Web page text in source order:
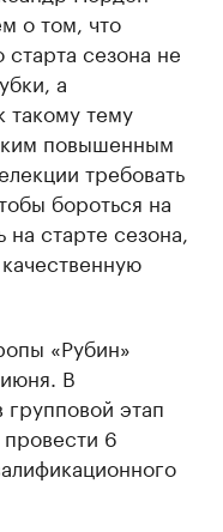
о том, что
сезона не
а
такому тему
повышенным
требовать
бороться на
старте сезона,
«Рубин»
В
этап
6